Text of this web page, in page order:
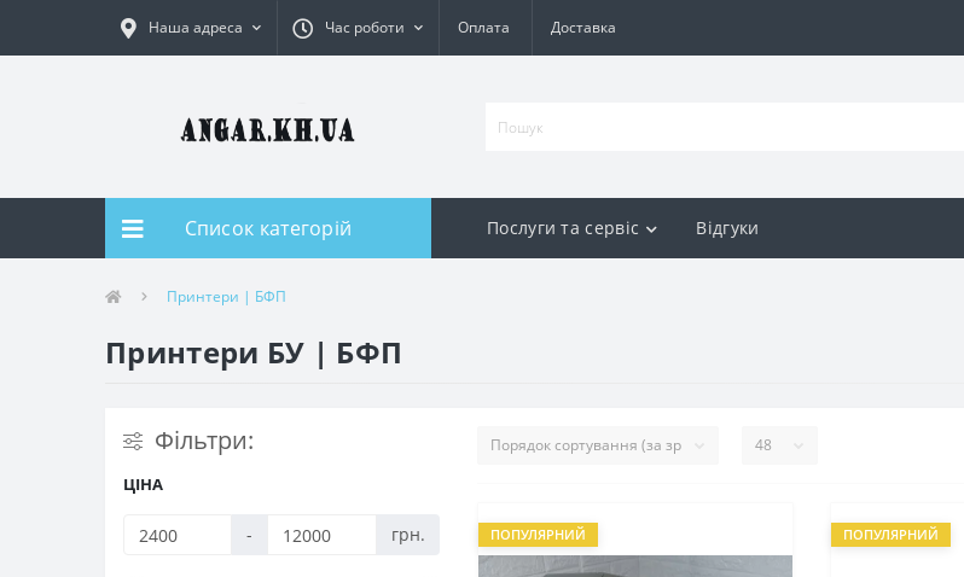
Наша адреса Час роботи Оплата Доставка
Список категорій Послуги та сервіс Відгуки
Принтери | БФП
Принтери БУ | БФП
Фільтри:
ЦІНА
- грн. ПОПУЛЯРНИЙ ПОПУЛЯРНИЙ